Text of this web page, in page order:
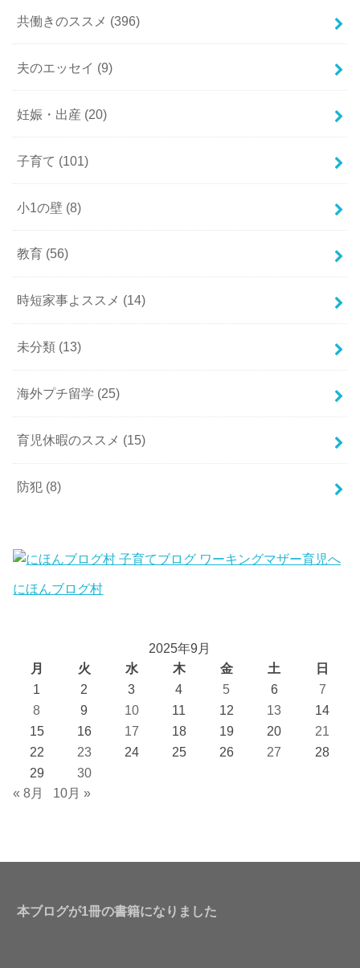
共働きのススメ (396)
夫のエッセイ (9)
妊娠・出産 (20)
子育て (101)
小1の壁 (8)
教育 (56)
時短家事よススメ (14)
未分類 (13)
海外プチ留学 (25)
育児休暇のススメ (15)
防犯 (8)
にほんブログ村
2025年9月
月
火 水 木 金 土
日
1
2 3 4 5 6
7
8
9 10 11 12 13
14
15
16 17 18 19 20
21
22
23 24 25 26 27
28
29
30
« 8月
10月 »
本ブログが1冊の書籍になりました